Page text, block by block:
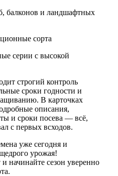
балконов и ландшафтных
сорта
серии с высокой
строгий контроль
сроки годности и
В карточках
описания,
и сроки посева — всё,
с первых всходов.
уже сегодня и
урожая!
начинайте сезон уверенно